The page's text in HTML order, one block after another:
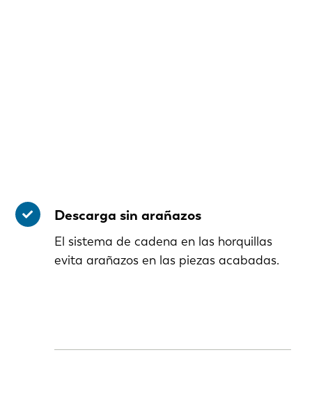
Descarga sin arañazos
El sistema de cadena en las horquillas
evita arañazos en las piezas acabadas.